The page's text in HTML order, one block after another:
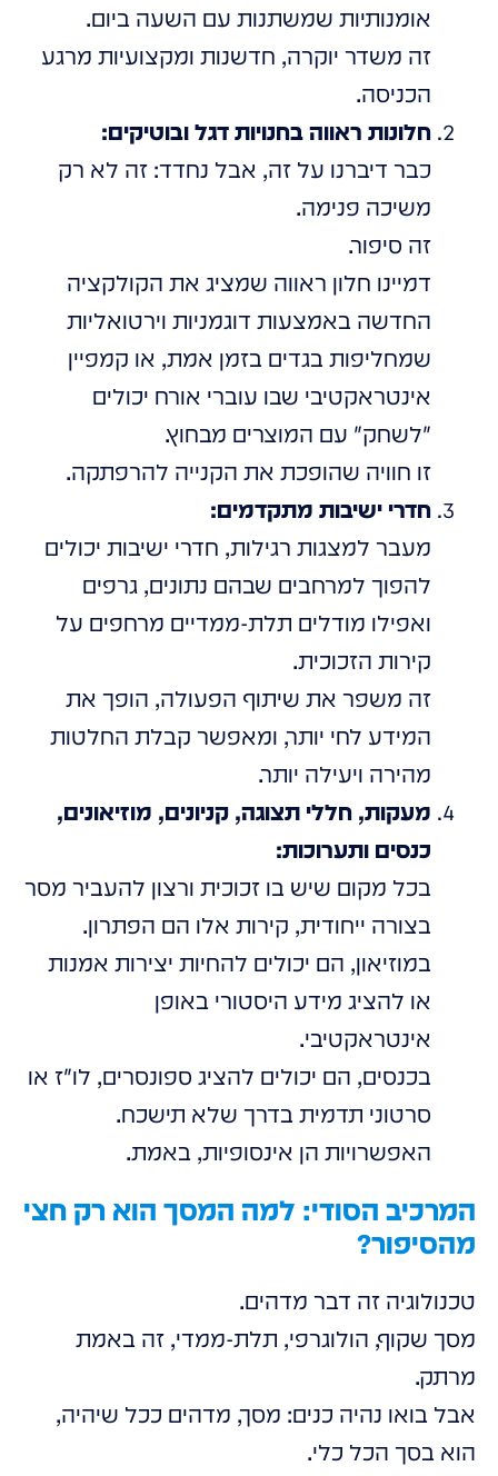
אומנותיות שמשתנות עם השעה ביום.
זה משדר יוקרה, חדשנות ומקצועיות מרגע
הכניסה.
חלונות ראווה בחנויות דגל ובוטיקים:
כבר דיברנו על זה, אבל נחדד: זה לא רק
משיכה פנימה.
זה סיפור.
דמיינו חלון ראווה שמציג את הקולקציה
החדשה באמצעות דוגמניות וירטואליות
שמחליפות בגדים בזמן אמת, או קמפיין
אינטראקטיבי שבו עוברי אורח יכולים
"לשחק" עם המוצרים מבחוץ.
זו חוויה שהופכת את הקנייה להרפתקה.
חדרי ישיבות מתקדמים:
מעבר למצגות רגילות, חדרי ישיבות יכולים
להפוך למרחבים שבהם נתונים, גרפים
ואפילו מודלים תלת-ממדיים מרחפים על
קירות הזכוכית.
זה משפר את שיתוף הפעולה, הופך את
המידע לחי יותר, ומאפשר קבלת החלטות
מהירה ויעילה יותר.
מעקות, חללי תצוגה, קניונים, מוזיאונים,
כנסים ותערוכות:
בכל מקום שיש בו זכוכית ורצון להעביר מסר
בצורה ייחודית, קירות אלו הם הפתרון.
במוזיאון, הם יכולים להחיות יצירות אמנות
או להציג מידע היסטורי באופן
אינטראקטיבי.
בכנסים, הם יכולים להציג ספונסרים, לו"ז או
סרטוני תדמית בדרך שלא תישכח.
האפשרויות הן אינסופיות, באמת.
המרכיב הסודי: למה המסך הוא רק חצי
מהסיפור?
טכנולוגיה זה דבר מדהים.
מסך שקוף, הולוגרפי, תלת-ממדי, זה באמת
מרתק.
אבל בואו נהיה כנים: מסך, מדהים ככל שיהיה,
הוא בסך הכל כלי.